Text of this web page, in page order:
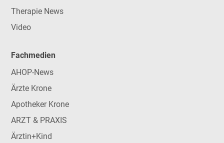
Therapie News
Video
Fachmedien
AHOP-News
Ärzte Krone
Apotheker Krone
ARZT & PRAXIS
Ärztin+Kind